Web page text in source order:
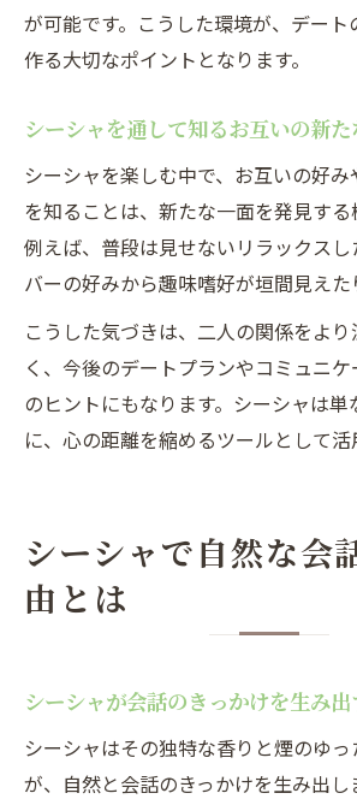
が可能です。こうした環境が、デート
作る大切なポイントとなります。
シーシャを通して知るお互いの新
シーシャを楽しむ中で、お互いの好
を知ることは、新たな一面を発見する
例えば、普段は見せないリラックス
バーの好みから趣味嗜好が垣間見えた
こうした気づきは、二人の関係をよ
く、今後のデートプランやコミュニ
のヒントにもなります。シーシャは単
に、心の距離を縮めるツールとして活
シーシャで自然な会
由とは
シーシャが会話のきっかけを生み出
シーシャはその独特な香りと煙のゆ
が、自然と会話のきっかけを生み出し